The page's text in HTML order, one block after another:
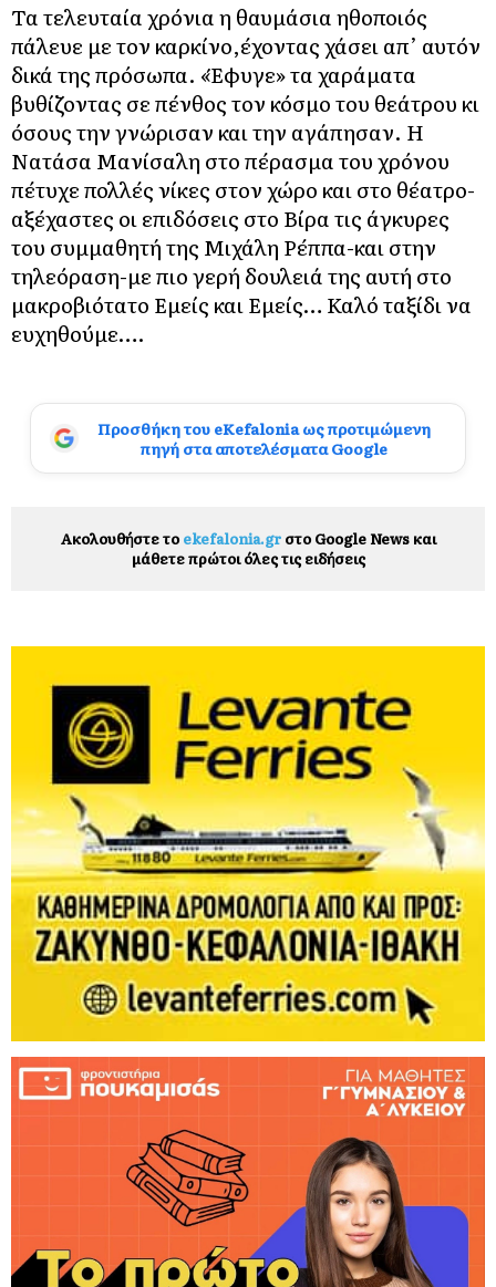
Τα τελευταία χρόνια η θαυμάσια ηθοποιός
πάλευε με τον καρκίνο,έχοντας χάσει απ’ αυτόν
δικά της πρόσωπα. «Έφυγε» τα χαράματα
βυθίζοντας σε πένθος τον κόσμο του θεάτρου κι
όσους την γνώρισαν και την αγάπησαν. Η
Νατάσα Μανίσαλη στο πέρασμα του χρόνου
πέτυχε πολλές νίκες στον χώρο και στο θέατρο-
αξέχαστες οι επιδόσεις στο Βίρα τις άγκυρες
του συμμαθητή της Μιχάλη Ρέππα-και στην
τηλεόραση-με πιο γερή δουλειά της αυτή στο
μακροβιότατο Εμείς και Εμείς… Καλό ταξίδι να
ευχηθούμε….
Προσθήκη του eKefalonia ως προτιμώμενη
πηγή στα αποτελέσματα Google
Ακολουθήστε το ekefalonia.grστο Google News και
μάθετε πρώτοι όλες τις ειδήσεις